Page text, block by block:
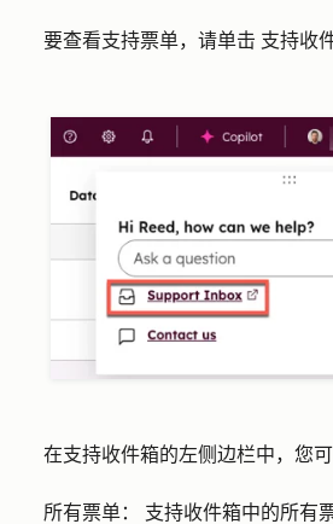
要查看支持票单，请单击 支持收
在支持收件箱的左侧边栏中，您
所有票单： 支持收件箱中的所有